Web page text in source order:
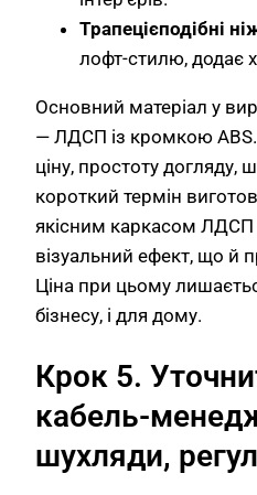
Трапецієподібні
лофт-стилю, додає
Основний матеріал у
— ЛДСП із кромкою ABS.
ціну, простоту догляду,
короткий термін
якісним каркасом ЛДСП
візуальний ефект, що й
Ціна при цьому
бізнесу, і для дому.
Крок 5.
кабель-
шухляди,